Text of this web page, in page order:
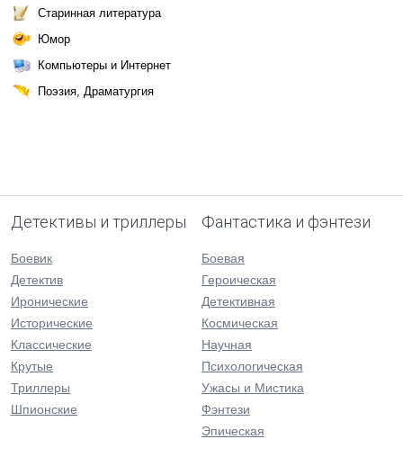
Старинная литература
Юмор
Компьютеры и Интернет
Поэзия, Драматургия
Детективы и триллеры
Боевик
Детектив
Иронические
Исторические
Классические
Крутые
Триллеры
Шпионские
Фантастика и фэнтези
Боевая
Героическая
Детективная
Космическая
Научная
Психологическая
Ужасы и Мистика
Фэнтези
Эпическая